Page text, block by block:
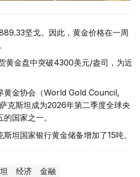
坚戈。因此，黄金价格在一周
黄金盘中突破4300美元/盎司，为近
黄金协会（World Gold Council,
克斯坦成为2026年第二季度全球央
国家之一。
坦国家银行黄金储备增加了15吨。
经济 金融